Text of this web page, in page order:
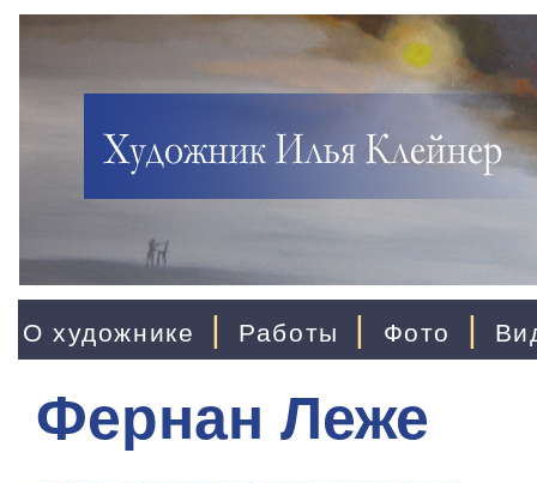
О художнике | Работы | Фото |
Фернан Леже